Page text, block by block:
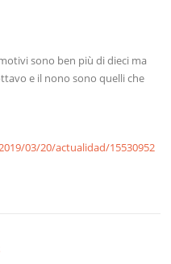
sono ben più di dieci ma
e il nono sono quelli che
03/20/actualidad/15530952